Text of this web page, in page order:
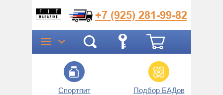
+7 (925) 281-99-82
Спортпит Подбор БАДов